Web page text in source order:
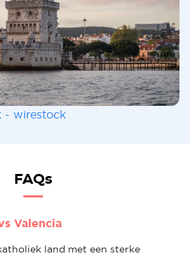
- wirestock
FAQs
Valencia
land met een sterke